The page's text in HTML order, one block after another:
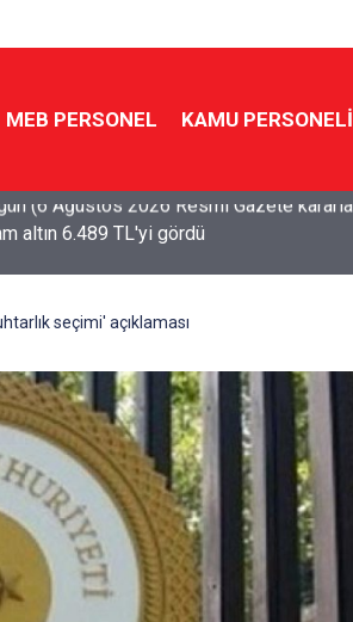
MEB PERSONEL KAMU PERSONELİ
altın 6.489 TL'yi gördü
seçimi' açıklaması